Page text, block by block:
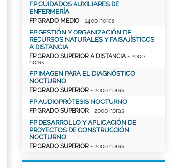
FP CUIDADOS AUXILIARES DE
ENFERMERÍA
FP GRADO MEDIO - 1400 horas
FP GESTIÓN Y ORGANIZACIÓN DE
RECURSOS NATURALES Y PAISAJÍSTICOS
A DISTANCIA
FP GRADO SUPERIOR A DISTANCIA- 2000
horas
FP IMAGEN PARA EL DIAGNÓSTICO
NOCTURNO
FP GRADO SUPERIOR - 2000 horas
FP AUDIOPRÓTESIS NOCTURNO
FP GRADO SUPERIOR - 2000 horas
FP DESARROLLO Y APLICACIÓN DE
PROYECTOS DE CONSTRUCCIÓN
NOCTURNO
FP GRADO SUPERIOR - 2000 horas